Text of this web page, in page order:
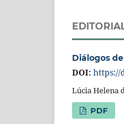
Diálogos
DOI: https://
Lúcia Helena
PDF